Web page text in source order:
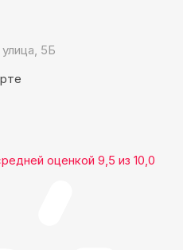
5Б
оценкой 9,5 из 10,0